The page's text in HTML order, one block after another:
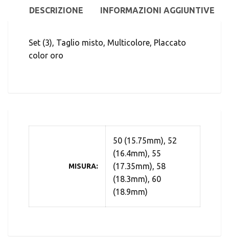
DESCRIZIONE INFORMAZIONI AGGIUNTIVE
Set (3), Taglio misto, Multicolore, Placcato
color oro
MISURA
50 (15.75mm), 52
(16.4mm), 55
(17.35mm), 58
(18.3mm), 60
(18.9mm)